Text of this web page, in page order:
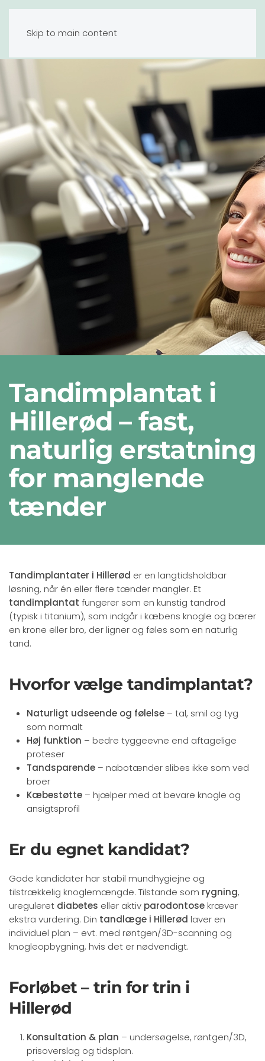
Skip to main content
Tandlæge Hillerød
Tandimplantat i
Hillerød – fast,
naturlig erstatning
for manglende
tænder
Tandimplantater i Hillerød er en langtidsholdbar
løsning, når én eller flere tænder mangler. Et
tandimplantat fungerer som en kunstig tandrod
(typisk i titanium), som indgår i kæbens knogle og bærer
en krone eller bro, der ligner og føles som en naturlig
tand.
Hvorfor vælge tandimplantat?
Naturligt udseende og følelse – tal, smil og tyg
som normalt
Høj funktion – bedre tyggeevne end aftagelige
proteser
Tandsparende – nabotænder slibes ikke som ved
broer
Kæbestøtte – hjælper med at bevare knogle og
ansigtsprofil
Er du egnet kandidat?
Gode kandidater har stabil mundhygiejne og
tilstrækkelig knoglemængde. Tilstande som rygning,
ureguleret diabetes eller aktiv parodontosekræver
ekstra vurdering. Din tandlæge i Hillerød laver en
individuel plan – evt. med røntgen/3D-scanning og
knogleopbygning, hvis det er nødvendigt.
Forløbet – trin for trin i
Hillerød
Konsultation & plan – undersøgelse, røntgen/3D,
prisoverslag og tidsplan.